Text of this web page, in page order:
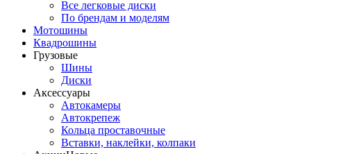
Все легковые диски
По брендам и моделям
Мотошины
Квадрошины
Грузовые
Шины
Диски
Аксессуары
Автокамеры
Автокрепеж
Кольца проставочные
Вставки, наклейки, колпаки